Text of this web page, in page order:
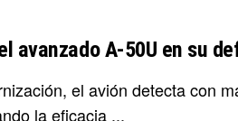
avanzado A-50U en su
el avión detecta con
la eficacia ...